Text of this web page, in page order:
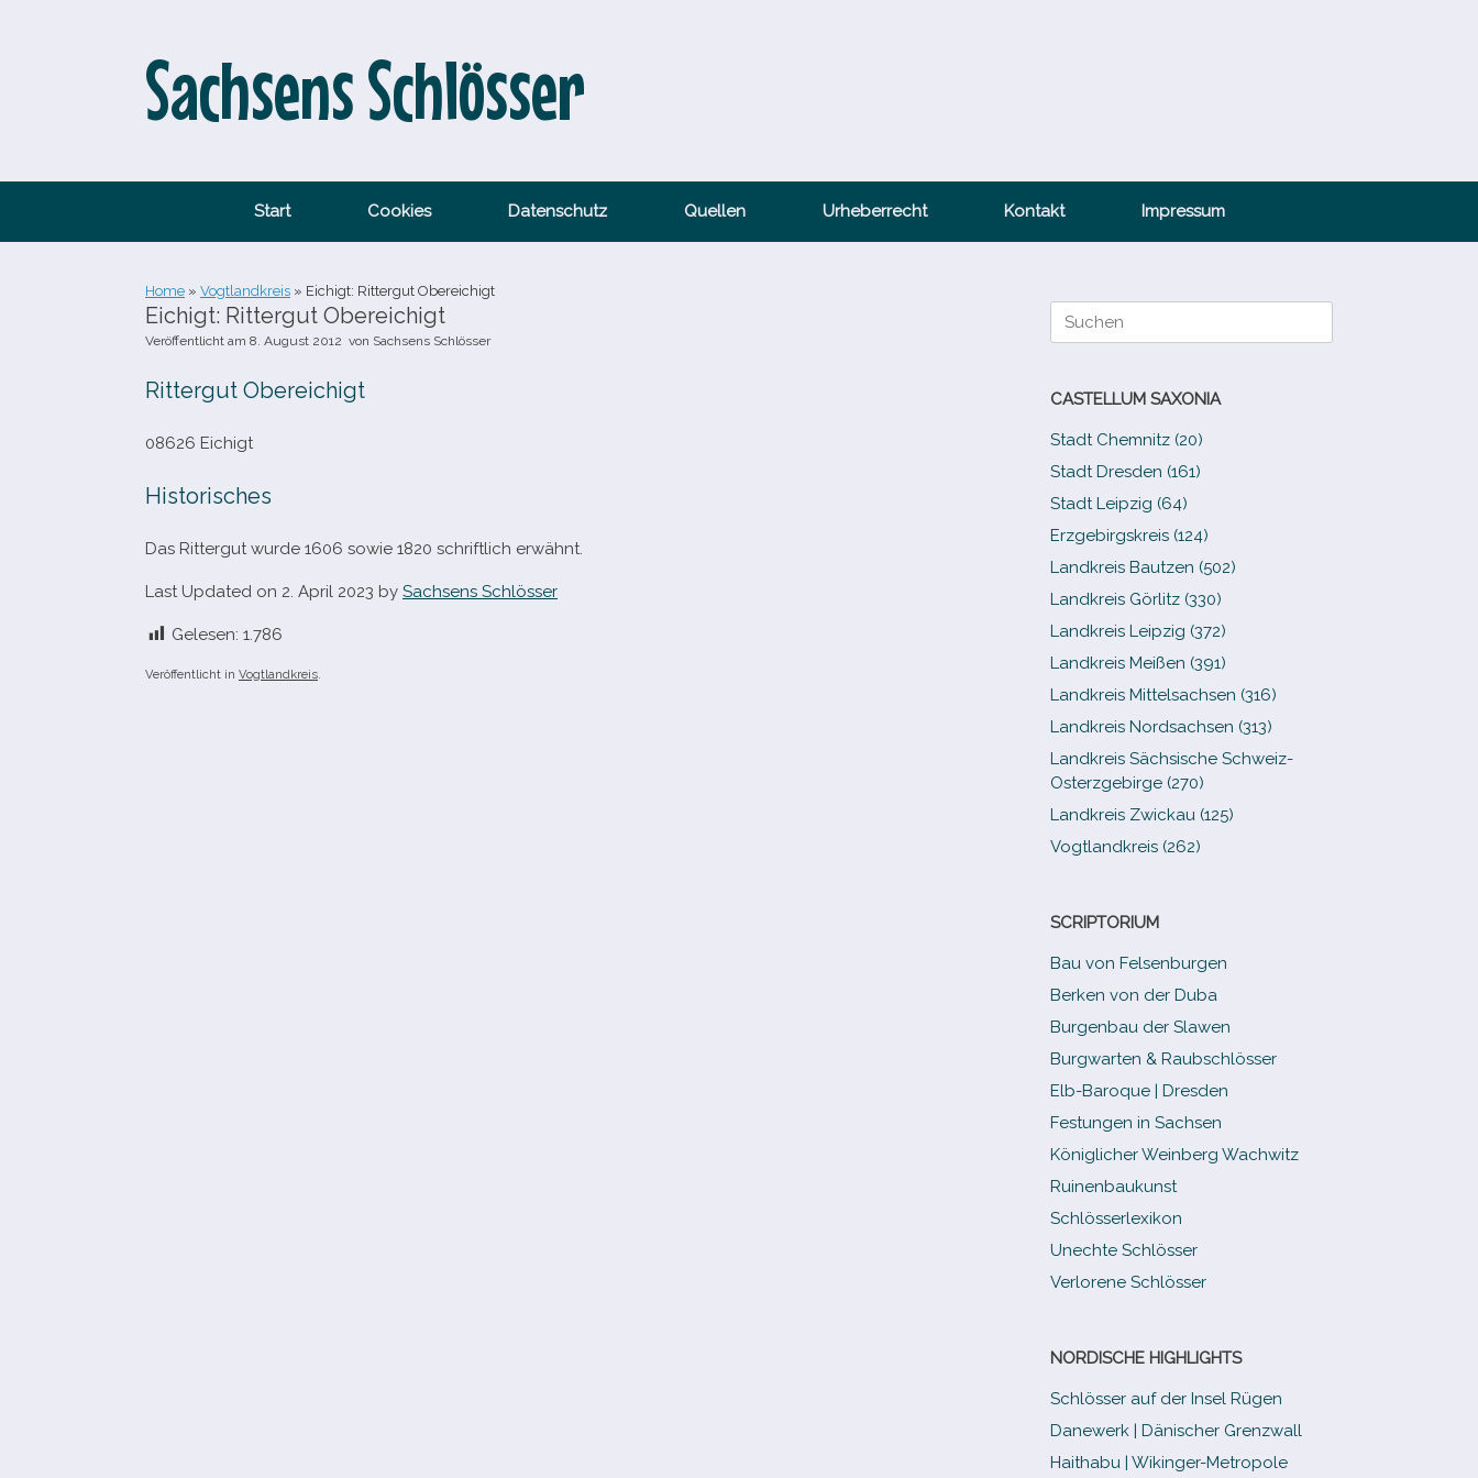
Sachsens Schlösser
Start Cookies Datenschutz Quellen Urheberrecht Kontakt Impressum
Home » Vogtlandkreis » Eichigt: Rittergut Obereichigt
Eichigt: Rittergut Obereichigt
Veröffentlicht am 8. August 2012 von Sachsens Schlösser
Rittergut Obereichigt
08626 Eichigt
Historisches
Das Rittergut wurde 1606 sowie 1820 schrift­lich erwähnt.
Last Updated on 2. April 2023 by Sachsens Schlösser
Gelesen: 1.786
Veröffentlicht in Vogtlandkreis
Suche
nach:
CASTELLUM SAXONIA
Stadt Chemnitz (20)
Stadt Dresden (161)
Stadt Leipzig (64)
Erzgebirgskreis (124)
Landkreis Bautzen (502)
Landkreis Görlitz (330)
Landkreis Leipzig (372)
Landkreis Meißen (391)
Landkreis Mittelsachsen (316)
Landkreis Nordsachsen (313)
Landkreis Sächsische Schweiz-​
Osterzgebirge (270)
Landkreis Zwickau (125)
Vogtlandkreis (262)
SCRIPTORIUM
Bau von Felsenburgen
Berken von der Duba
Burgenbau der Slawen
Burgwarten & Raubschlösser
Elb-​Baroque | Dresden
Festungen in Sachsen
Königlicher Weinberg Wachwitz
Ruinenbaukunst
Schlösserlexikon
Unechte Schlösser
Verlorene Schlösser
NORDISCHE HIGHLIGHTS
Schlösser auf der Insel Rügen
Danewerk | Dänischer Grenzwall
Haithabu | Wikinger-Metropole